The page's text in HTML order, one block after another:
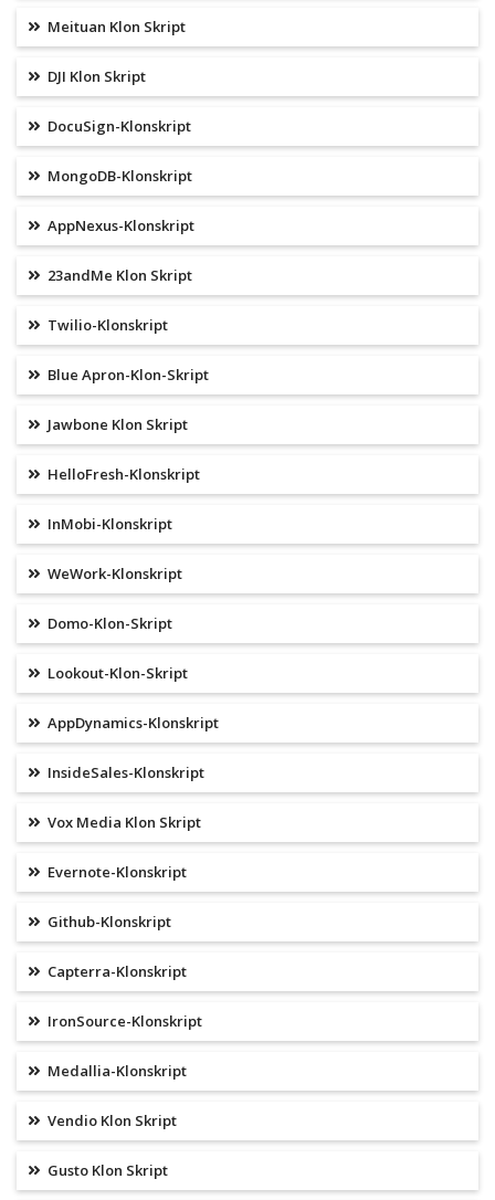
Meituan Klon Skript
DJI Klon Skript
DocuSign-Klonskript
MongoDB-Klonskript
AppNexus-Klonskript
23andMe Klon Skript
Twilio-Klonskript
Blue Apron-Klon-Skript
Jawbone Klon Skript
HelloFresh-Klonskript
InMobi-Klonskript
WeWork-Klonskript
Domo-Klon-Skript
Lookout-Klon-Skript
AppDynamics-Klonskript
InsideSales-Klonskript
Vox Media Klon Skript
Evernote-Klonskript
Github-Klonskript
Capterra-Klonskript
IronSource-Klonskript
Medallia-Klonskript
Vendio Klon Skript
Gusto Klon Skript